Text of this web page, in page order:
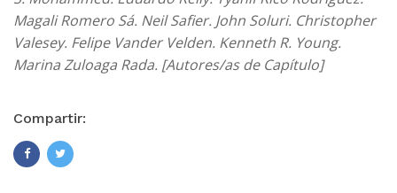
Magali Romero Sá. Neil Safier. John Soluri. Christopher
Valesey. Felipe Vander Velden. Kenneth R. Young.
Marina Zuloaga Rada. [Autores/as de Capítulo]
Compartir: